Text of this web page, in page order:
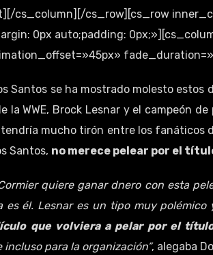
cs_column][/cs_row][cs_row
0px auto;padding:
Santos se ha mostrado molesto estos
la WWE, Brock Lesnar y el campeón
mucho tirón entre los fanáticos
Santos, no merece pelear por el
quiere ganar dnero con esta
es él. Lesnar es un tipo muy
que volviera a pelar por el
incluso para la organización”, alegaba